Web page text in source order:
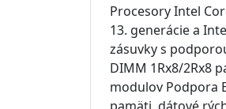
Procesory Intel
13. generácie a
zásuvky s
DIMM 1Rx8/2Rx8
modulov Podpora